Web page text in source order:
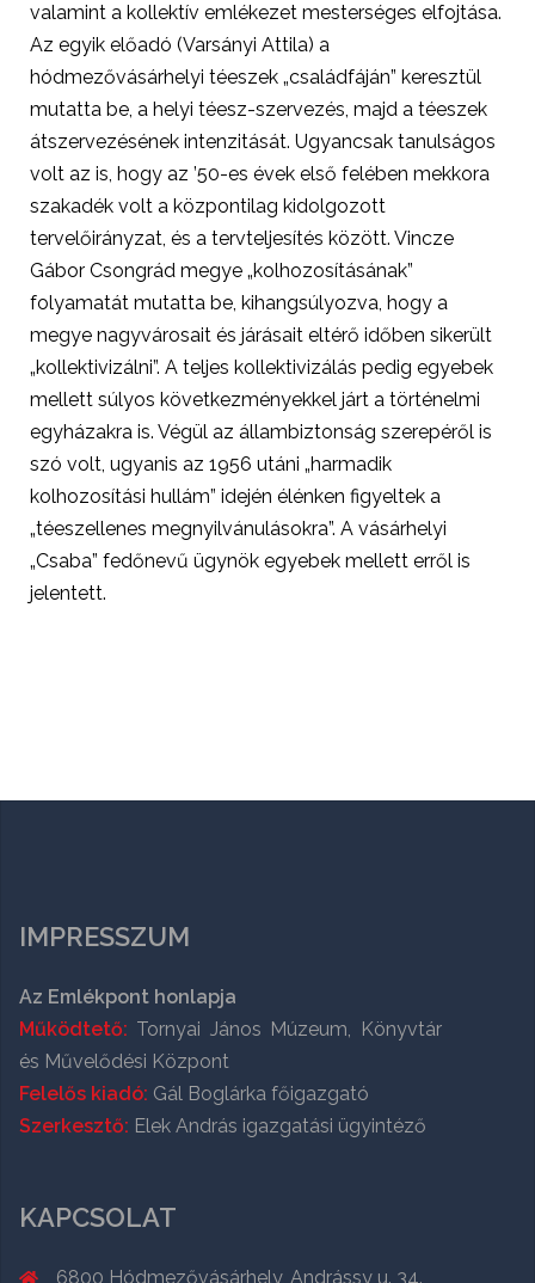
valamint a kollektív emlékezet mesterséges elfojtása.
Az egyik előadó (Varsányi Attila) a
hódmezővásárhelyi téeszek „családfáján” keresztül
mutatta be, a helyi téesz-szervezés, majd a téeszek
átszervezésének intenzitását. Ugyancsak tanulságos
volt az is, hogy az ’50-es évek első felében mekkora
szakadék volt a központilag kidolgozott
tervelőirányzat, és a tervteljesítés között. Vincze
Gábor Csongrád megye „kolhozosításának”
folyamatát mutatta be, kihangsúlyozva, hogy a
megye nagyvárosait és járásait eltérő időben sikerült
„kollektivizálni”. A teljes kollektivizálás pedig egyebek
mellett súlyos következményekkel járt a történelmi
egyházakra is. Végül az állambiztonság szerepéről is
szó volt, ugyanis az 1956 utáni „harmadik
kolhozosítási hullám” idején élénken figyeltek a
„téeszellenes megnyilvánulásokra”. A vásárhelyi
„Csaba” fedőnevű ügynök egyebek mellett erről is
jelentett.
IMPRESSZUM
Az Emlékpont honlapja
Működtető: Tornyai János Múzeum, Könyvtár
és Művelődési Központ
Felelős kiadó: Gál Boglárka főigazgató
Szerkesztő: Elek András igazgatási ügyintéző
KAPCSOLAT
6800 Hódmezővásárhely, Andrássy u. 34.